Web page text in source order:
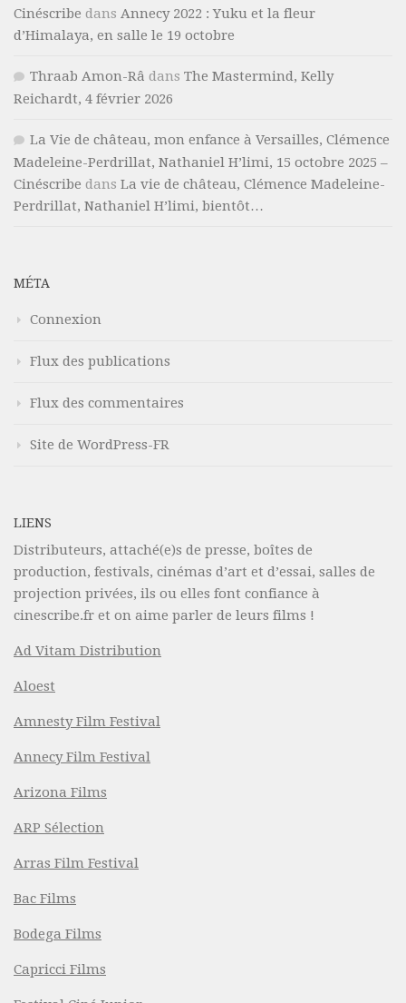
Cinéscribe dans Annecy 2022 : Yuku et la fleur
d’Himalaya, en salle le 19 octobre
Thraab Amon-Râ dans The Mastermind, Kelly
Reichardt, 4 février 2026
La Vie de château, mon enfance à Versailles, Clémence
Madeleine-Perdrillat, Nathaniel H’limi, 15 octobre 2025 –
Cinéscribe dans La vie de château, Clémence Madeleine-
Perdrillat, Nathaniel H’limi, bientôt…
MÉTA
Connexion
Flux des publications
Flux des commentaires
Site de WordPress-FR
LIENS
Distributeurs, attaché(e)s de presse, boîtes de
production, festivals, cinémas d’art et d’essai, salles de
projection privées, ils ou elles font confiance à
cinescribe.fr et on aime parler de leurs films !
Ad Vitam Distribution
Aloest
Amnesty Film Festival
Annecy Film Festival
Arizona Films
ARP Sélection
Arras Film Festival
Bac Films
Bodega Films
Capricci Films